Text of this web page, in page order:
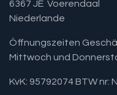
6367 JE Voerendaal
Niederlande
Öffnungszeiten
Mittwoch und
KvK: 95792074 BTW nr: